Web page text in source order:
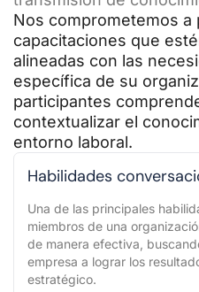
Nos comprometemos a
capacitaciones que
alineadas con las
específica de su
participantes
contextualizar el
entorno laboral.
Habilidades
Una de las principales
miembros de una
de manera efectiva,
empresa a lograr los
estratégico.